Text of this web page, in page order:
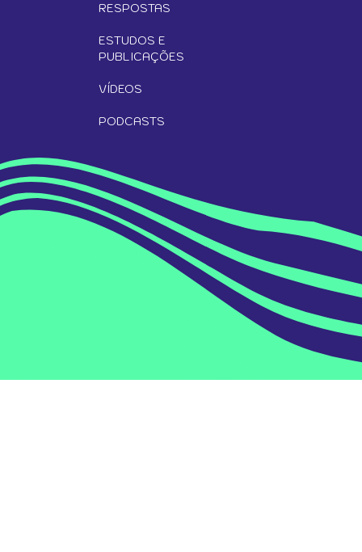
RESPOSTAS
ESTUDOS E
PUBLICAÇÕES
VÍDEOS
PODCASTS